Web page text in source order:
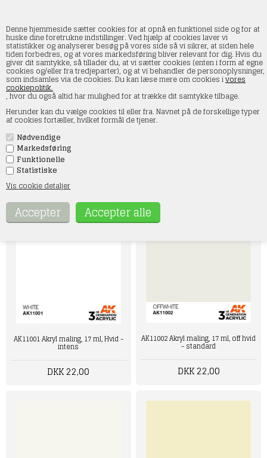
Denne hjemmeside sætter cookies for at opnå en funktionel side og for at
huske dine foretrukne indstillinger. Ved hjælp af cookies laver vi
statistikker og analyserer besøg på vores side så vi sikrer, at siden hele
tiden forbedres, og at vores markedsføring bliver relevant for dig. Hvis du
giver dit samtykke, så tillader du, at vi sætter cookies (enten i form af egne
cookies og/eller fra tredjeparter), og at vi behandler de personoplysninger,
som indsamles via de cookies. Du kan læse mere om cookies ivores
cookiepolitik.
, hvor du også altid har mulighed for at trække dit samtykke tilbage.
Herunder kan du vælge cookies til eller fra. Navnet på de forskellige typer
af cookies fortæller, hvilket formål de tjener.
Nødvendige
Markedsføring
Funktionelle
Statistiske
Vis cookie detaljer
Acrylics 3rd generation
Forside»Maling og tilbehør»AK Interactive»Acrylics 3rd generation
I kategorien Acrylics 3rd generation finder du vores brede
udvalg af fortynder, primer, varnish og maling. Vores 3rd
generation maling indeholder alle 17 ml akrylfarve, hvor der er
farven ses tydeligt. AK 3rd generation maling findes i flg.
kategorier: standard, pastel, auxiliary, metallic, intense og ink
Hvis der er noget specielt, du søger, er du velkommen til at
kontakte os på mail: kontakt@smtmodeltog.dk eller på tlf 60 17
47 73
AK11001 Akryl maling, 17 ml, Hvid -
intens
DKK 22,00
AK11002 Akryl maling, 17 ml, off hvid
- standard
DKK 22,00